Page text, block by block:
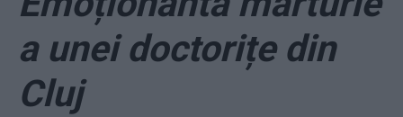
a unei doctorițe din
Cluj